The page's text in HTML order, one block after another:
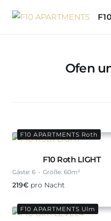
Ofen
F10 APARTMENTS Roth
F10 Roth LIGHT
Gäste: 6 Größe: 60m²
219€ pro Nacht
F10 APARTMENTS Ulm